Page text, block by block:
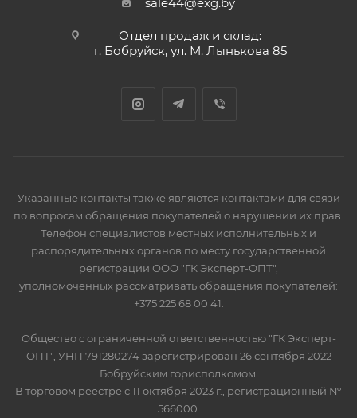
Отдел продаж и склад:
г. Бобруйск, ул. М. Лынькова 85
Указанные контакты также являются контактами для связи
по вопросам обращения покупателей о нарушении их прав.
Телефон специалистов местных исполнительных и
распорядительных органов по месту государственной
регистрации ООО "ГК Эксперт-ОПТ",
уполномоченных рассматривать обращения покупателей:
+375 225 68 00 41.
Общество с ограниченной ответственностью "ГК Эксперт-
ОПТ", УНП 791280274 зарегистрирован 26 сентября 2022
Бобруйским горисполкомом.
В торговом реестре с 11 октября 2023 г., регистрационный №
566000.